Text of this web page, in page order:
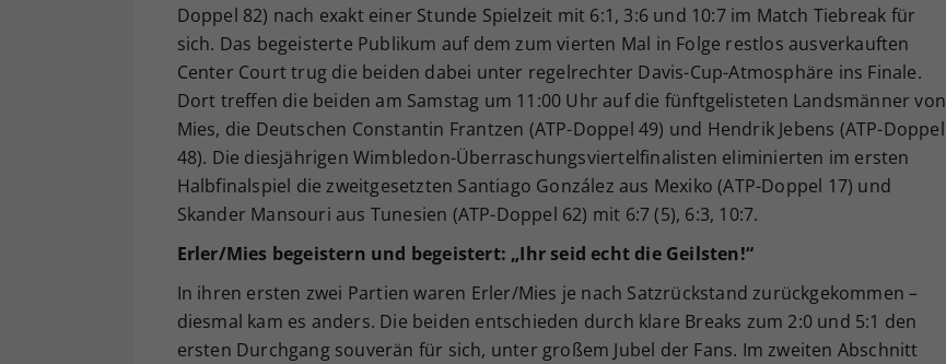
Doppel 82) nach exakt einer Stunde Spielzeit mit 6:1, 3:6 und 10:7 im Match Tiebreak für
sich. Das begeisterte Publikum auf dem zum vierten Mal in Folge restlos ausverkauften
Center Court trug die beiden dabei unter regelrechter Davis-Cup-Atmosphäre ins Finale.
Dort treffen die beiden am Samstag um 11:00 Uhr auf die fünftgelisteten Landsmänner von
Mies, die Deutschen Constantin Frantzen (ATP-Doppel 49) und Hendrik Jebens (ATP-Doppel
48). Die diesjährigen Wimbledon-Überraschungsviertelfinalisten eliminierten im ersten
Halbfinalspiel die zweitgesetzten Santiago González aus Mexiko (ATP-Doppel 17) und
Skander Mansouri aus Tunesien (ATP-Doppel 62) mit 6:7 (5), 6:3, 10:7.
Erler/Mies begeistern und begeistert: „Ihr seid echt die Geilsten!“
In ihren ersten zwei Partien waren Erler/Mies je nach Satzrückstand zurückgekommen –
diesmal kam es anders. Die beiden entschieden durch klare Breaks zum 2:0 und 5:1 den
ersten Durchgang souverän für sich, unter großem Jubel der Fans. Im zweiten Abschnitt